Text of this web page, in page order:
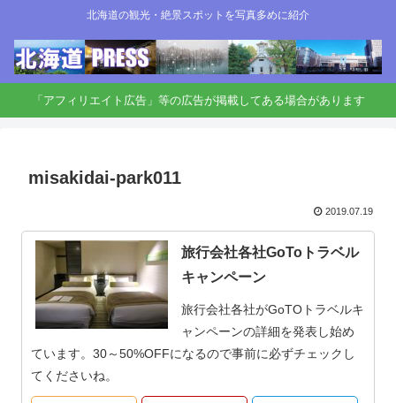
北海道の観光・絶景スポットを写真多めに紹介
「アフィリエイト広告」等の広告が掲載してある場合があります
misakidai-park011
2019.07.19
旅行会社各社GoToトラベル
キャンペーン
旅行会社各社がGoTOトラベルキ
ャンペーンの詳細を発表し始め
ています。30～50%OFFになるので事前に必ずチェックし
てくださいね。